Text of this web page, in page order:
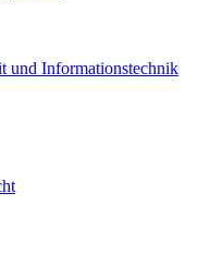
und Informationstechnik